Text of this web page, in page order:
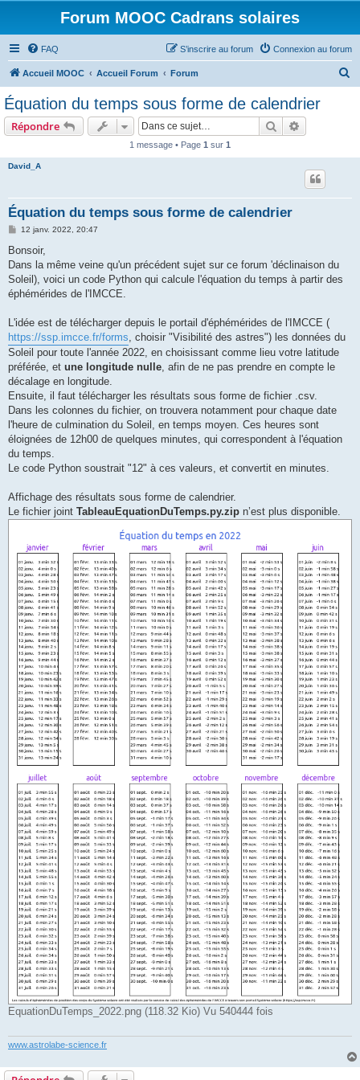
Forum MOOC Cadrans solaires
FAQ Connexion au forum
S’inscrire au forum
Accueil MOOC Accueil Forum Forum
Équation du temps sous forme de calendrier
Répondre Rechercher
1 message • Page 1 sur 1
David_A
Équation du temps sous forme de calendrier
M
s
a
g
12 janv. 2022, 20:47
Bonsoir,
Dans la même veine qu'un précédent sujet sur ce forum 'déclinaison du
Soleil), voici un code Python qui calcule l'équation du temps à partir des
éphémérides de l'IMCCE.
L'idée est de télécharger depuis le portail d'éphémérides de l'IMCCE (
https://ssp.imcce.fr/forms, choisir "Visibilité des astres") les données du
Soleil pour toute l'année 2022, en choisissant comme lieu votre latitude
préférée, et une longitude nulle, afin de ne pas prendre en compte le
décalage en longitude.
Ensuite, il faut télécharger les résultats sous forme de fichier .csv.
Dans les colonnes du fichier, on trouvera notamment pour chaque date
l'heure de culmination du Soleil, en temps moyen. Ces heures sont
éloignées de 12h00 de quelques minutes, qui correspondent à l'équation
du temps.
Le code Python soustrait "12" à ces valeurs, et convertit en minutes.
Affichage des résultats sous forme de calendrier.
Le fichier joint TableauEquationDuTemps.py.zip n’est plus disponible.
EquationDuTemps_2022.png (118.32 Kio) Vu 540444 fois
www.astrolabe-science.fr